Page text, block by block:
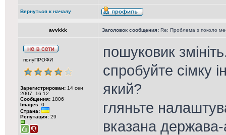
Вернуться к началу
avvkkk Заголовок сообщения: Re: Проблема з поколо
полуПРОФИ
Зарегистрирован: 14 сен
2007, 16:12
Сообщения: 1806
Images: 0
Страна:
Репутация: 29
пошуковик
спробуйте сімку
який?
гляньте
вказана